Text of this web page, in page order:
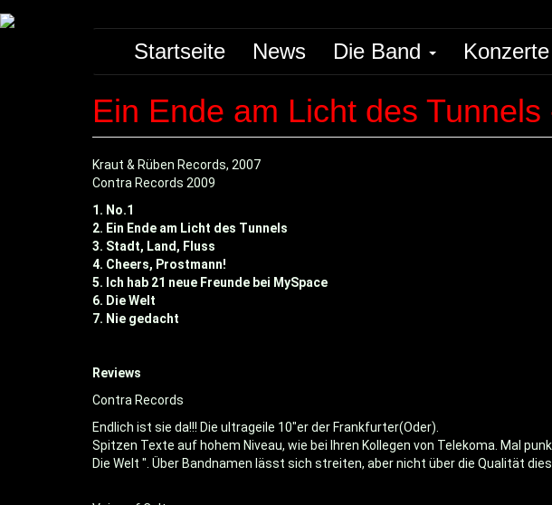
Direkt
Main
navigation
Startseite News Die Band Konzerte
Ein Ende am Licht des
CD-
Cover/Bild
Kraut & Rüben Records, 2007
Contra Records 2009
1. No.1
2. Ein Ende am Licht des Tunnels
3. Stadt, Land, Fluss
4. Cheers, Prostmann!
5. Ich hab 21 neue Freunde bei MySpace
6. Die Welt
7. Nie gedacht
Reviews
Contra Records
Endlich ist sie da!!! Die ultrageile 10"er der Frankfurter(Oder).
Spitzen Texte auf hohem Niveau, wie bei Ihren Kollegen von Telekoma. Mal
Die Welt ". Über Bandnamen lässt sich streiten, aber nicht über die Qualität